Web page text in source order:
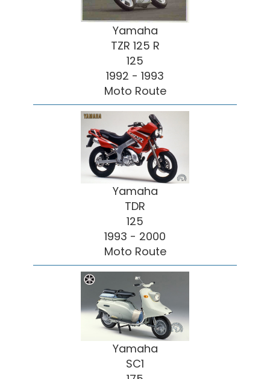
Yamaha
TZR 125 R
125
1992 - 1993
Moto Route
Yamaha
TDR
125
1993 - 2000
Moto Route
Yamaha
SC1